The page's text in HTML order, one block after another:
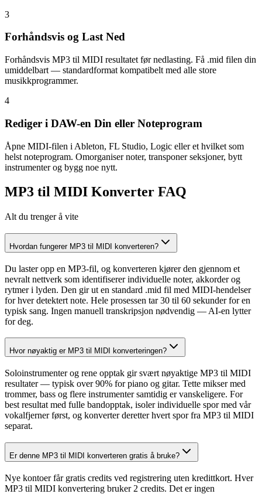
3
Forhåndsvis og Last Ned
Forhåndsvis MP3 til MIDI resultatet før nedlasting. Få .mid filen din
umiddelbart — standardformat kompatibelt med alle store
musikkprogrammer.
4
Rediger i DAW-en Din eller Noteprogram
Åpne MIDI-filen i Ableton, FL Studio, Logic eller et hvilket som
helst noteprogram. Omorganiser noter, transponer seksjoner, bytt
instrumenter og bygg noe nytt.
MP3 til MIDI Konverter FAQ
Alt du trenger å vite
Hvordan fungerer MP3 til MIDI konverteren?
Du laster opp en MP3-fil, og konverteren kjører den gjennom et
nevralt nettverk som identifiserer individuelle noter, akkorder og
rytmer i lyden. Den gir ut en standard .mid fil med MIDI-hendelser
for hver detektert note. Hele prosessen tar 30 til 60 sekunder for en
typisk sang. Ingen manuell transkripsjon nødvendig — AI-en lytter
for deg.
Hvor nøyaktig er MP3 til MIDI konverteringen?
Soloinstrumenter og rene opptak gir svært nøyaktige MP3 til MIDI
resultater — typisk over 90% for piano og gitar. Tette mikser med
trommer, bass og flere instrumenter samtidig er vanskeligere. For
best resultat med fulle bandopptak, isoler individuelle spor med vår
vokalfjerner først, og konverter deretter hvert spor fra MP3 til MIDI
separat.
Er denne MP3 til MIDI konverteren gratis å bruke?
Nye kontoer får gratis credits ved registrering uten kredittkort. Hver
MP3 til MIDI konvertering bruker 2 credits. Det er ingen